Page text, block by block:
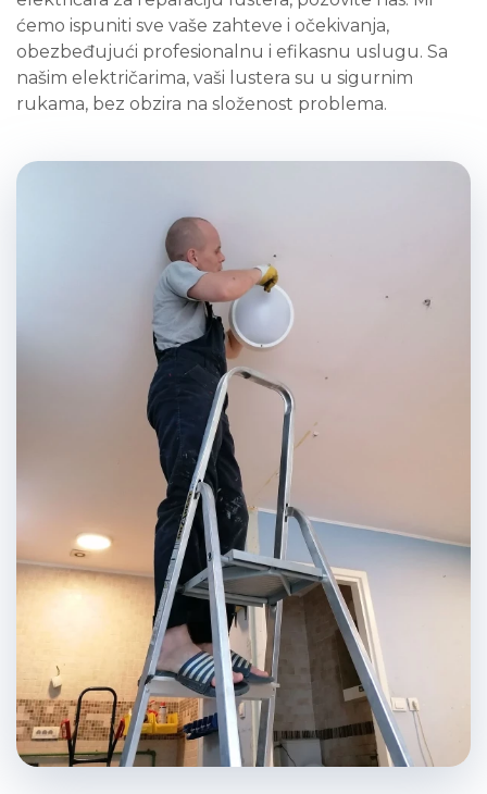
ćemo ispuniti sve vaše zahteve i očekivanja,
obezbeđujući profesionalnu i efikasnu uslugu. Sa
našim električarima, vaši lustera su u sigurnim
rukama, bez obzira na složenost problema.